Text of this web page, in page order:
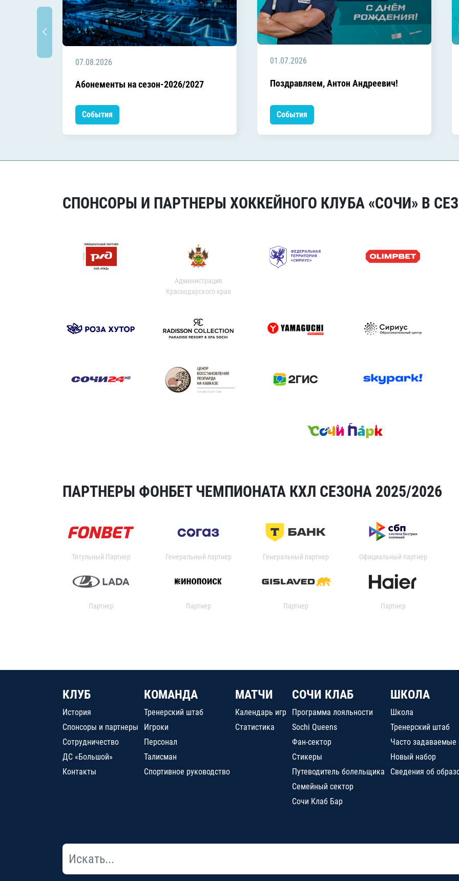
07.08.2026
Абонементы на сезон-2026/2027
События
01.07.2026
Поздравляем, Антон Андреевич!
События
СПОНСОРЫ И ПАРТНЕРЫ ХОККЕЙНОГО КЛУБА «СОЧИ» В
Администрация
Краснодарского края
ПАРТНЕРЫ ФОНБЕТ ЧЕМПИОНАТА КХЛ СЕЗОНА 2025/2026
Титульный Партнер Генеральный партнер Генеральный партнер Официальный партнер
Партнер Партнер Партнер Партнер
КЛУБ
История
Спонсоры и партнеры
Сотрудничество
ДС «Большой»
Контакты
КОМАНДА
Тренерский штаб
Игроки
Персонал
Талисман
Спортивное руководство
МАТЧИ
Календарь игр
Статистика
СОЧИ КЛАБ
Программа лояльности
Sochi Queens
Фан-сектор
Стикеры
Путеводитель болельщика
Семейный сектор
Сочи Клаб Бар
ШКОЛА
Школа
Тренерский штаб
Часто задаваемые
Новый набор
Сведения об